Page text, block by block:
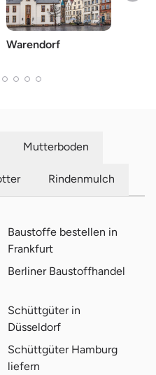
Warendorf
Mutterboden
Rindenmulch
Baustoffe bestellen in
Frankfurt
Berliner Baustoffhandel
Schüttgüter in
Düsseldorf
Schüttgüter Hamburg
liefern